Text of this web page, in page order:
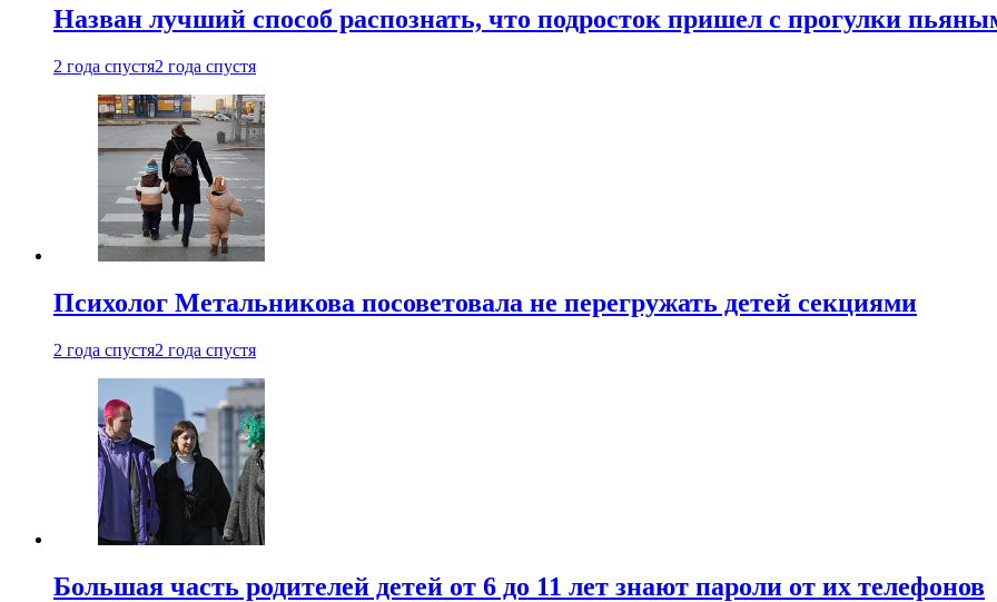
Назван лучший способ распознать, что подросток пришел с прогулки
2 года спустя2 года спустя
Психолог Метальникова посоветовала не перегружать детей секциями
2 года спустя2 года спустя
Большая часть родителей детей от 6 до 11 лет знают пароли от их телефонов